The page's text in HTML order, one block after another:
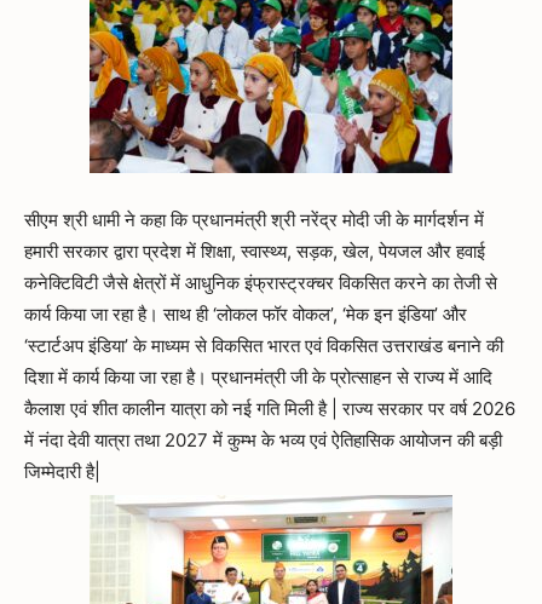
सीएम श्री धामी ने कहा कि प्रधानमंत्री श्री नरेंद्र मोदी जी के मार्गदर्शन में
हमारी सरकार द्वारा प्रदेश में शिक्षा, स्वास्थ्य, सड़क, खेल, पेयजल और हवाई
कनेक्टिविटी जैसे क्षेत्रों में आधुनिक इंफ्रास्ट्रक्चर विकसित करने का तेजी से
कार्य किया जा रहा है। साथ ही ‘लोकल फॉर वोकल’, ‘मेक इन इंडिया’ और
‘स्टार्टअप इंडिया’ के माध्यम से विकसित भारत एवं विकसित उत्तराखंड बनाने की
दिशा में कार्य किया जा रहा है। प्रधानमंत्री जी के प्रोत्साहन से राज्य में आदि
कैलाश एवं शीत कालीन यात्रा को नई गति मिली है | राज्य सरकार पर वर्ष 2026
में नंदा देवी यात्रा तथा 2027 में कुम्भ के भव्य एवं ऐतिहासिक आयोजन की बड़ी
जिम्मेदारी है|